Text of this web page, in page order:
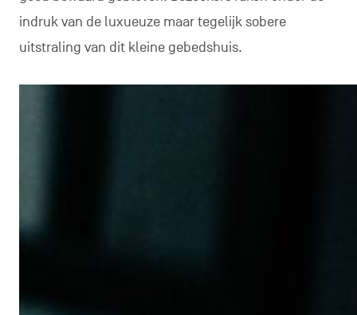
indruk van de luxueuze maar tegelijk sobere
uitstraling van dit kleine gebedshuis.